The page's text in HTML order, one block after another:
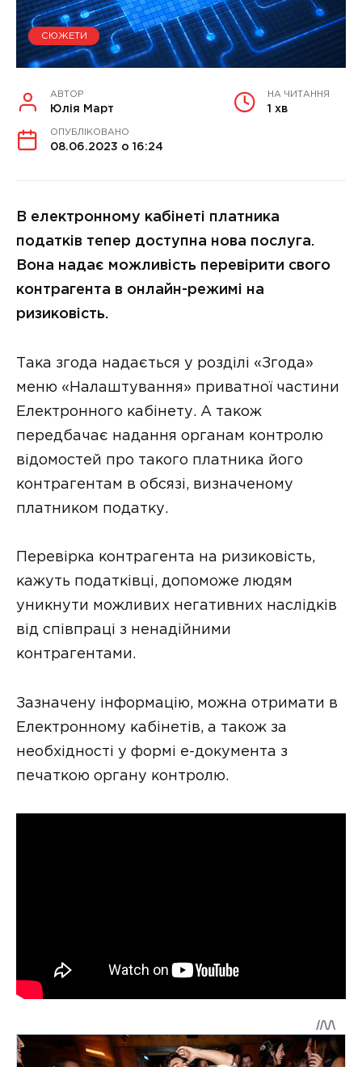
СЮЖЕТИ
АВТОР
Юлія Март
НА ЧИТАННЯ
1 хв
ОПУБЛІКОВАНО
08.06.2023 о 16:24
В електронному кабінеті платника
податків тепер доступна нова послуга.
Вона надає можливість перевірити свого
контрагента в онлайн-режимі на
ризиковість.
Така згода надається у розділі «Згода»
меню «Налаштування» приватної частини
Електронного кабінету. А також
передбачає надання органам контролю
відомостей про такого платника його
контрагентам в обсязі, визначеному
платником податку.
Перевірка контрагента на ризиковість,
кажуть податківці, допоможе людям
уникнути можливих негативних наслідків
від співпраці з ненадійними
контрагентами.
Зазначену інформацію, можна отримати в
Електронному кабінетів, а також за
необхідності у формі е-документа з
печаткою органу контролю.